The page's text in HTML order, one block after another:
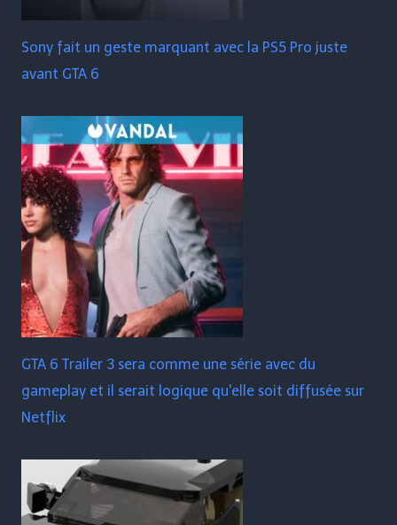
Sony fait un geste marquant avec la PS5 Pro juste
avant GTA 6
GTA 6 Trailer 3 sera comme une série avec du
gameplay et il serait logique qu'elle soit diffusée sur
Netflix